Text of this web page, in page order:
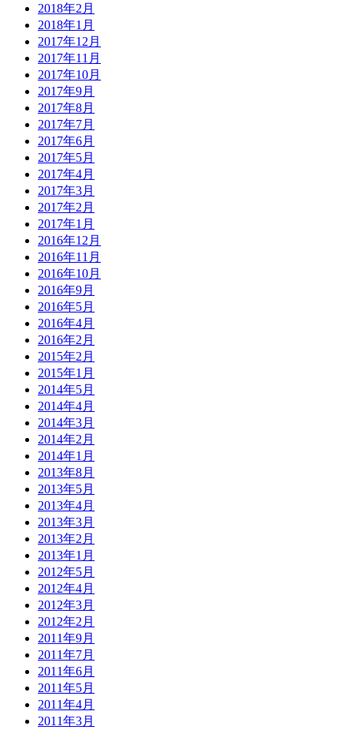
2018年2月
2018年1月
2017年12月
2017年11月
2017年10月
2017年9月
2017年8月
2017年7月
2017年6月
2017年5月
2017年4月
2017年3月
2017年2月
2017年1月
2016年12月
2016年11月
2016年10月
2016年9月
2016年5月
2016年4月
2016年2月
2015年2月
2015年1月
2014年5月
2014年4月
2014年3月
2014年2月
2014年1月
2013年8月
2013年5月
2013年4月
2013年3月
2013年2月
2013年1月
2012年5月
2012年4月
2012年3月
2012年2月
2011年9月
2011年7月
2011年6月
2011年5月
2011年4月
2011年3月